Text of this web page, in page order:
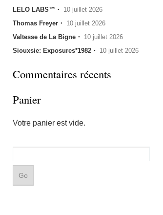
LELO LABS™・ 10 juillet 2026
Thomas Freyer・ 10 juillet 2026
Valtesse de La Bigne・ 10 juillet 2026
Siouxsie: Exposures*1982・ 10 juillet 2026
Commentaires récents
Panier
Votre panier est vide.